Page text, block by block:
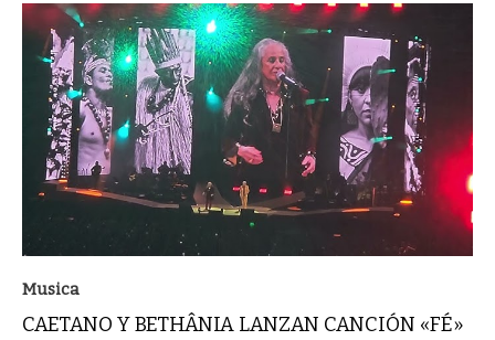
Musica
CAETANO Y BETHÂNIA LANZAN CANCIÓN «FÉ»